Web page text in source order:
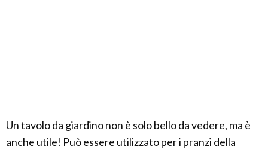
Un tavolo da giardino non è solo bello da vedere, ma è
anche utile! Può essere utilizzato per i pranzi della